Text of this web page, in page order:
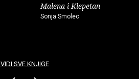
Malena i Klepetan
Sonja Smolec
VIDI SVE KNJIGE